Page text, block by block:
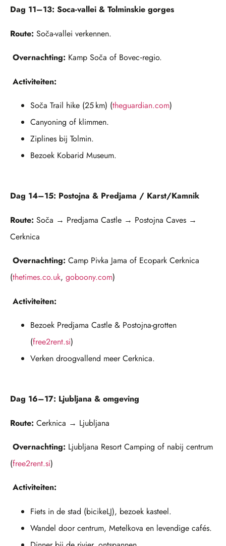
Dag 11–13: Soca-vallei & Tolminskie gorges
Route: Soča-vallei verkennen.
Overnachting: Kamp Soča of Bovec‑regio.
Activiteiten:
Soča Trail hike (25 km) (theguardian.com)
Canyoning of klimmen.
Ziplines bij Tolmin.
Bezoek Kobarid Museum.
Dag 14–15: Postojna & Predjama / Karst/Kamnik
Route: Soča → Predjama Castle → Postojna Caves →
Cerknica
Overnachting: Camp Pivka Jama of Ecopark Cerknica
(thetimes.co.uk, goboony.com)
Activiteiten:
Bezoek Predjama Castle & Postojna-grotten
(free2rent.si)
Verken droogvallend meer Cerknica.
Dag 16–17: Ljubljana & omgeving
Route: Cerknica → Ljubljana
Overnachting: Ljubljana Resort Camping of nabij centrum
(free2rent.si)
Activiteiten:
Fiets in de stad (bicikeLJ), bezoek kasteel.
Wandel door centrum, Metelkova en levendige cafés.